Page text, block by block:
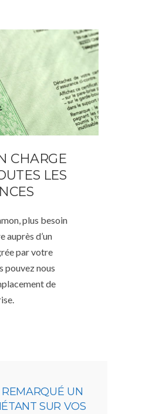
CHARGE
LES
plus besoin
auprès d’un
par votre
pouvez nous
de
UN
SUR VOS